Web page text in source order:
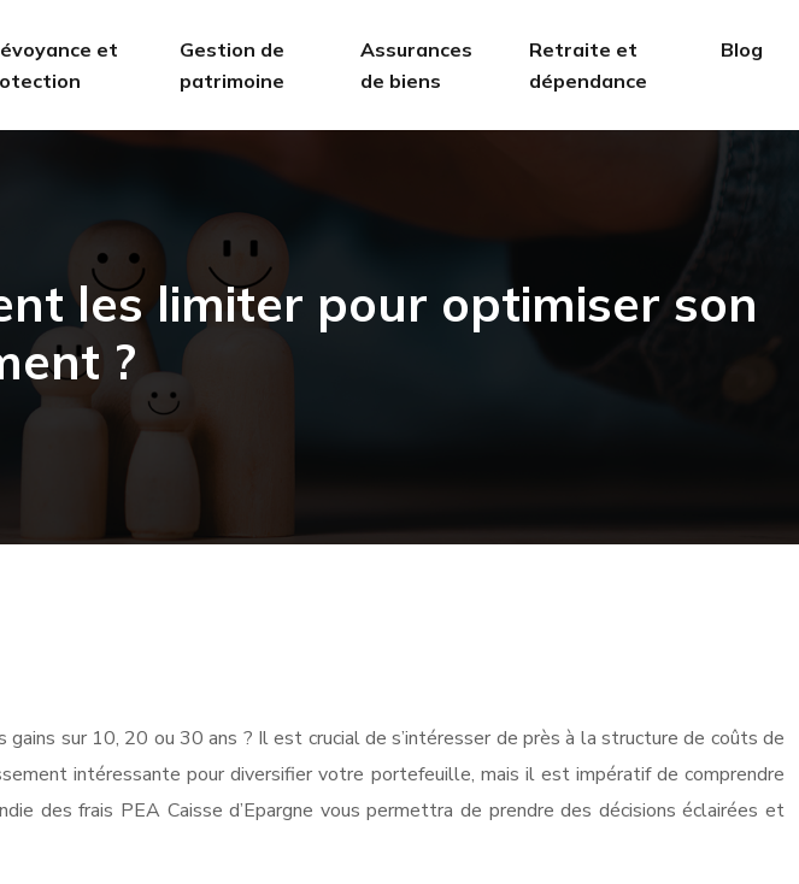
et
Gestion de
patrimoine
Assurances
de biens
Retraite et
dépendance
Blog
les limiter pour optimiser son
?
sur 10, 20 ou 30 ans ? Il est crucial de s’intéresser de près à la structure de coûts de
intéressante pour diversifier votre portefeuille, mais il est impératif de comprendre
des frais PEA Caisse d’Epargne vous permettra de prendre des décisions éclairées et